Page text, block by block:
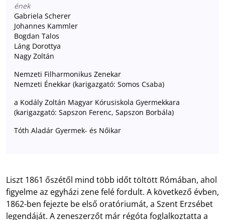
ének
Gabriela Scherer
Johannes Kammler
Bogdan Talos
Láng Dorottya
Nagy Zoltán
Nemzeti Filharmonikus Zenekar
Nemzeti Énekkar (karigazgató: Somos Csaba)
a Kodály Zoltán Magyar Kórusiskola Gyermekkara
(karigazgató: Sapszon Ferenc, Sapszon Borbála)
Tóth Aladár Gyermek- és Nőikar
Liszt 1861 őszétől mind több időt töltött Rómában, ahol
figyelme az egyházi zene felé fordult. A következő évben,
1862-ben fejezte be első oratóriumát, a Szent Erzsébet
legendáját. A zeneszerzőt már régóta foglalkoztatta a